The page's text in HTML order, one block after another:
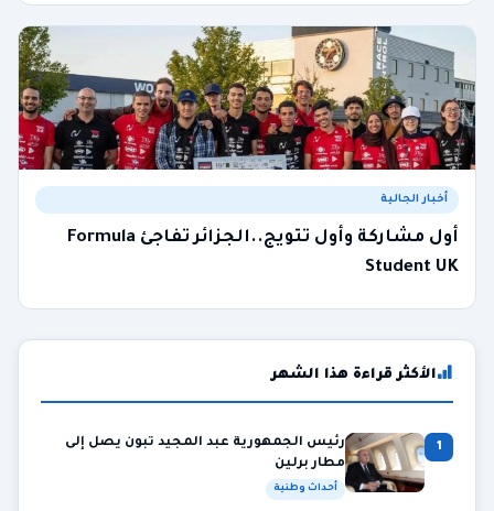
أخبار الجالية
أول مشاركة وأول تتويج..الجزائر تفاجئ Formula
Student UK
الأكثر قراءة هذا الشهر
1
رئيس الجمهورية عبد المجيد تبون يصل إلى
مطار برلين
أحداث وطنية